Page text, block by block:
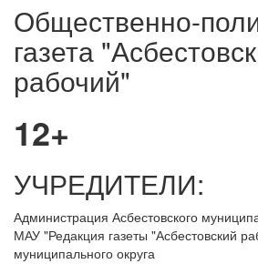
Общественно-
газета
рабочий"
12+
УЧРЕДИТЕЛИ:
Администрация Асбестовского
МАУ"Редакция газеты "Асбестовский
муниципального округа